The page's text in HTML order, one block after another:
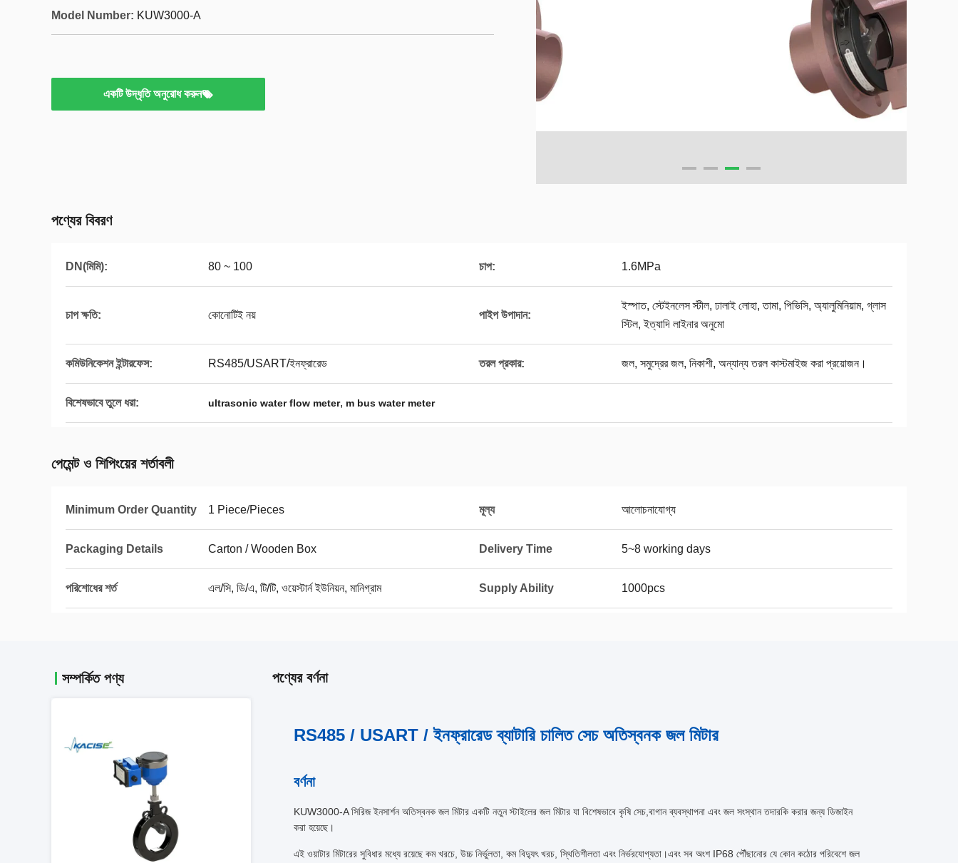
Model Number: KUW3000-A
একটি উদ্ধৃতি অনুরোধ করুন
পণ্যের বিবরণ
DN(মিমি): 80 ~ 100 চাপ: 1.6MPa
চাপ ক্ষতি: কোনোটিই নয় পাইপ উপাদান:
ইস্পাত, স্টেইনলেস স্টীল, ঢালাই লোহা, তামা, পিভিসি, অ্যালুমিনিয়াম, গ্লাস
স্টিল, ইত্যাদি লাইনার অনুমো
কমিউনিকেশন ইন্টারফেস: RS485/USART/ইনফ্রারেড তরল প্রকার: জল, সমুদ্রের জল, নিকাশী, অন্যান্য তরল কাস্টমাইজ করা প্রয়োজন।
বিশেষভাবে তুলে ধরা: ultrasonic water flow meter, m bus water meter
পেমেন্ট ও শিপিংয়ের শর্তাবলী
Minimum Order Quantity 1 Piece/Pieces মূল্য আলোচনাযোগ্য
Packaging Details Carton / Wooden Box Delivery Time 5~8 working days
পরিশোধের শর্ত এল/সি, ডি/এ, টি/টি, ওয়েস্টার্ন ইউনিয়ন, মানিগ্রাম Supply Ability 1000pcs
সম্পর্কিত পণ্য পণ্যের বর্ণনা
RS485 / USART / ইনফ্রারেড ব্যাটারি চালিত সেচ অতিস্বনক জল মিটার
বর্ণনা
KUW3000-A সিরিজ ইনসার্শন অতিস্বনক জল মিটার একটি নতুন স্টাইলের জল মিটার যা বিশেষভাবে কৃষি সেচ,বাগান ব্যবস্থাপনা এবং জল সংস্থান তদারকি করার জন্য ডিজাইন
করা হয়েছে।
এই ওয়াটার মিটারের সুবিধার মধ্যে রয়েছে কম খরচে, উচ্চ নির্ভুলতা, কম বিদ্যুৎ খরচ, স্থিতিশীলতা এবং নির্ভরযোগ্যতা।এবং সব অংশ IP68 পৌঁছানোর যে কোন কঠোর পরিবেশে জল